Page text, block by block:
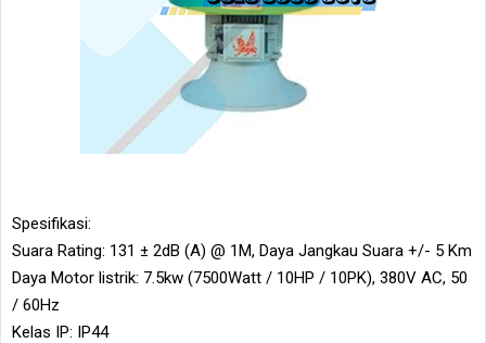
Spesifikasi:
Suara Rating: 131 ± 2dB (A) @ 1M, Daya Jangkau Suara +/- 5 Km
Daya Motor listrik: 7.5kw (7500Watt / 10HP / 10PK), 380V AC, 50
/ 60Hz
Kelas IP: IP44